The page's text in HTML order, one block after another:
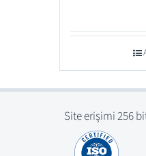
Site erişimi 256